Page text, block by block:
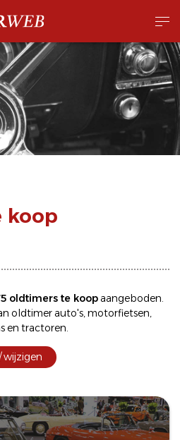
koop
oldtimers te koopaangeboden.
oldtimerauto's,motorfietsen,
en tractoren.
wijzigen